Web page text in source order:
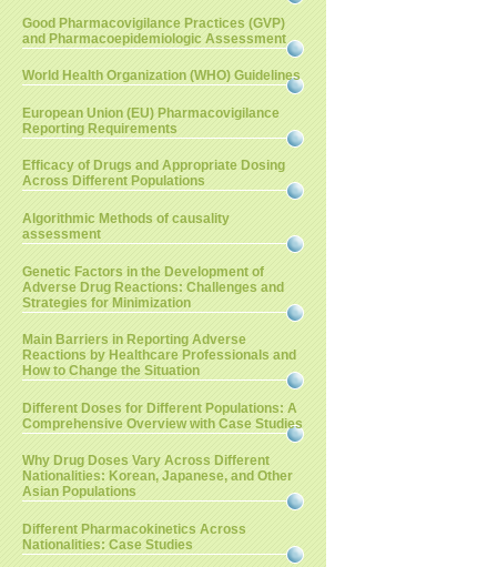
Good Pharmacovigilance Practices (GVP)
and Pharmacoepidemiologic Assessment
World Health Organization (WHO) Guidelines
European Union (EU) Pharmacovigilance
Reporting Requirements
Efficacy of Drugs and Appropriate Dosing
Across Different Populations
Algorithmic Methods of causality
assessment
Genetic Factors in the Development of
Adverse Drug Reactions: Challenges and
Strategies for Minimization
Main Barriers in Reporting Adverse
Reactions by Healthcare Professionals and
How to Change the Situation
Different Doses for Different Populations: A
Comprehensive Overview with Case Studies
Why Drug Doses Vary Across Different
Nationalities: Korean, Japanese, and Other
Asian Populations
Different Pharmacokinetics Across
Nationalities: Case Studies